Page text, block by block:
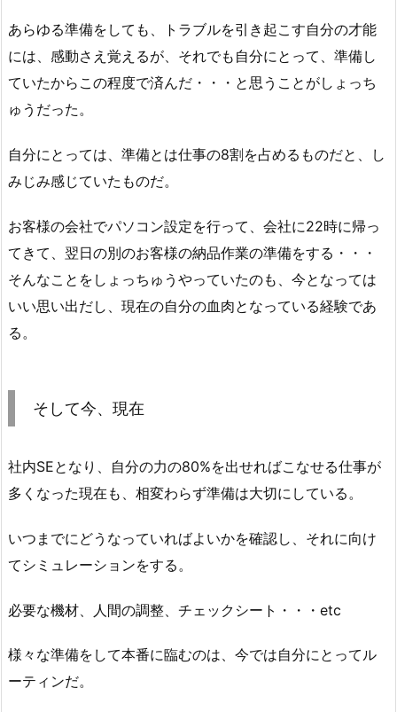
あらゆる準備をしても、トラブルを引き起こす自分の才能
には、感動さえ覚えるが、それでも自分にとって、準備し
ていたからこの程度で済んだ・・・と思うことがしょっち
ゅうだった。
自分にとっては、準備とは仕事の8割を占めるものだと、し
みじみ感じていたものだ。
お客様の会社でパソコン設定を行って、会社に22時に帰っ
てきて、翌日の別のお客様の納品作業の準備をする・・・
そんなことをしょっちゅうやっていたのも、今となっては
いい思い出だし、現在の自分の血肉となっている経験であ
る。
そして今、現在
社内SEとなり、自分の力の80%を出せればこなせる仕事が
多くなった現在も、相変わらず準備は大切にしている。
いつまでにどうなっていればよいかを確認し、それに向け
てシミュレーションをする。
必要な機材、人間の調整、チェックシート・・・etc
様々な準備をして本番に臨むのは、今では自分にとってル
ーティンだ。